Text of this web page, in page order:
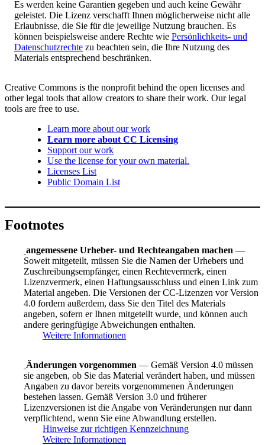
Es werden keine Garantien gegeben und auch keine Gewähr
geleistet. Die Lizenz verschafft Ihnen möglicherweise nicht alle
Erlaubnisse, die Sie für die jeweilige Nutzung brauchen. Es
können beispielsweise andere Rechte wie Persönlichkeits- und
Datenschutzrechte zu beachten sein, die Ihre Nutzung des
Materials entsprechend beschränken.
Creative Commons is the nonprofit behind the open licenses and
other legal tools that allow creators to share their work. Our legal
tools are free to use.
Learn more about our work
Learn more about CC Licensing
Support our work
Use the license for your own material.
Licenses List
Public Domain List
Footnotes
angemessene Urheber- und Rechteangaben machen —
Soweit mitgeteilt, müssen Sie die Namen der Urhebers und
Zuschreibungsempfänger, einen Rechtevermerk, einen
Lizenzvermerk, einen Haftungsausschluss und einen Link zum
Material angeben. Die Versionen der CC-Lizenzen vor Version
4.0 fordern außerdem, dass Sie den Titel des Materials
angeben, sofern er Ihnen mitgeteilt wurde, und können auch
andere geringfügige Abweichungen enthalten.
Weitere Informationen
Änderungen vorgenommen — Gemäß Version 4.0 müssen
sie angeben, ob Sie das Material verändert haben, und müssen
Angaben zu davor bereits vorgenommenen Änderungen
bestehen lassen. Gemäß Version 3.0 und früherer
Lizenzversionen ist die Angabe von Veränderungen nur dann
verpflichtend, wenn Sie eine Abwandlung erstellen.
Hinweise zur richtigen Kennzeichnung
Weitere Informationen